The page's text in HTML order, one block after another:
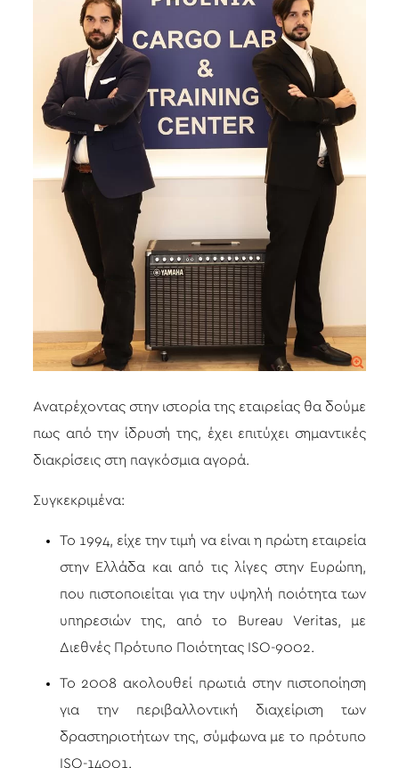
Ανατρέχοντας στην ιστορία της εταιρείας θα δούμε
πως από την ίδρυσή της, έχει επιτύχει σημαντικές
διακρίσεις στη παγκόσμια αγορά.
Συγκεκριμένα:
Το 1994, είχε την τιμή να είναι η πρώτη εταιρεία
στην Ελλάδα και από τις λίγες στην Ευρώπη,
που πιστοποιείται για την υψηλή ποιότητα των
υπηρεσιών της, από το Bureau Veritas, με
Διεθνές Πρότυπο Ποιότητας ISO-9002.
Το 2008 ακολουθεί πρωτιά στην πιστοποίηση
για την περιβαλλοντική διαχείριση των
δραστηριοτήτων της, σύμφωνα με το πρότυπο
ISO-14001.